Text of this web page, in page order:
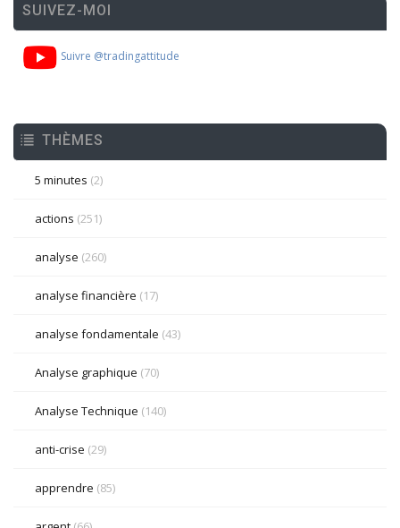
SUIVEZ-MOI
Suivre @tradingattitude
THÈMES
5 minutes (2)
actions (251)
analyse (260)
analyse financière (17)
analyse fondamentale (43)
Analyse graphique (70)
Analyse Technique (140)
anti-crise (29)
apprendre (85)